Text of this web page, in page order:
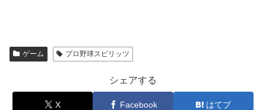
ゲーム プロ野球スピリッツ
シェアする
X Facebook はてブ